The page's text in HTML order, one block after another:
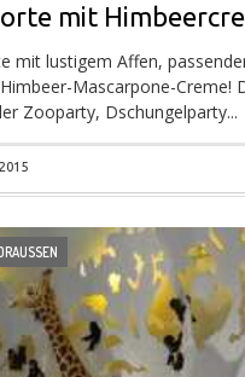
mit
mit lustigem Affen,
Mascarpone-Creme!
Zooparty, Dschungelparty...